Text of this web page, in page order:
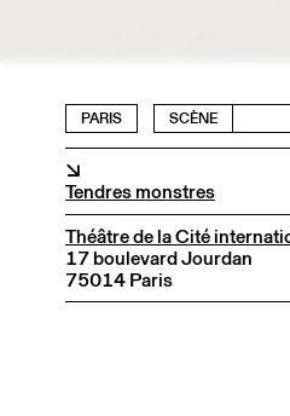
PARIS SCÈNE
↘
Tendres monstres
Théâtre de la Cité
17 boulevard Jourdan
75014 Paris